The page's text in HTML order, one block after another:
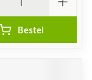
Bestel